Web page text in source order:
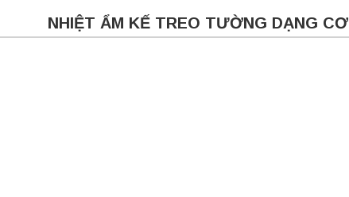
NHIỆT ẨM KẾ TREO TƯỜNG DẠNG CƠ